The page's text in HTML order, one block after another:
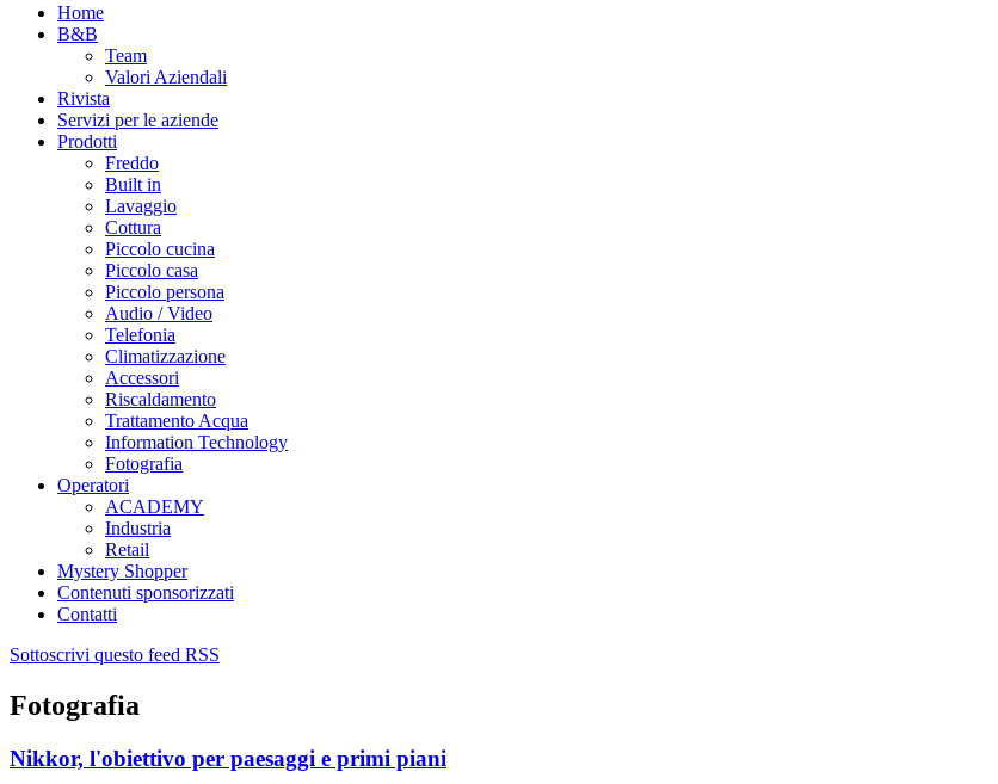
Home
B&B
Team
Valori Aziendali
Rivista
Servizi per le aziende
Prodotti
Freddo
Built in
Lavaggio
Cottura
Piccolo cucina
Piccolo casa
Piccolo persona
Audio / Video
Telefonia
Climatizzazione
Accessori
Riscaldamento
Trattamento Acqua
Information Technology
Fotografia
Operatori
ACADEMY
Industria
Retail
Mystery Shopper
Contenuti sponsorizzati
Contatti
Sottoscrivi questo feed RSS
Fotografia
Nikkor, l'obiettivo per paesaggi e primi piani